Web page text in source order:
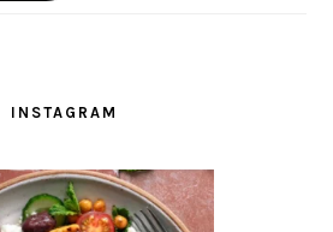
INSTAGRAM